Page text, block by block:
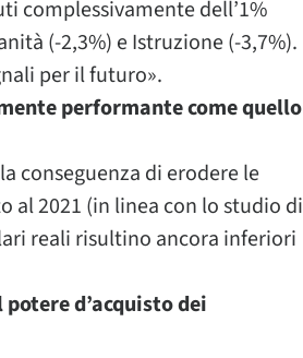
complessivamente dell’1%
(-2,3%) e Istruzione (-3,7%).
per il futuro».
performante come quello
conseguenza di erodere le
al 2021 (in linea con lo studio di
reali risultino ancora inferiori
d’acquisto dei